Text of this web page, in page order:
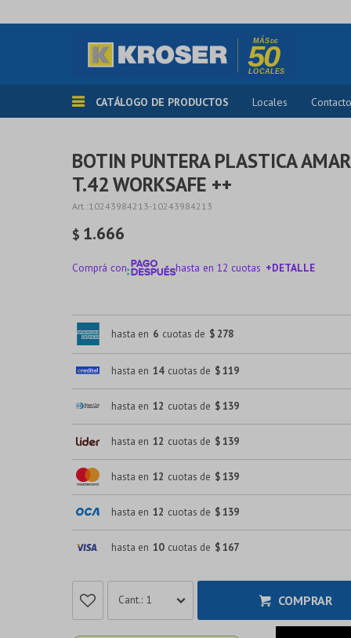
CATÁLOGO DE PRODUCTOS Locales Contacto
BOTIN PUNTERA PLASTICA
T.42 WORKSAFE ++
10243984213-10243984213
$ 1.666
Comprá con hasta en 12 cuotas +DETALLE
hasta en 6 cuotas de $ 278
hasta en 14 cuotas de $ 119
hasta en 12 cuotas de $ 139
hasta en 12 cuotas de $ 139
hasta en 12 cuotas de $ 139
hasta en 12 cuotas de $ 139
hasta en 10 cuotas de $ 167
1 COMPRAR